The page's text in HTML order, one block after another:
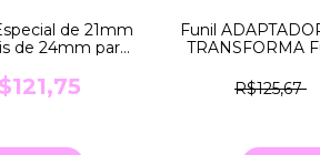
de 21mm
de 24mm para
Funil
TRANSFORMA
R$125,67